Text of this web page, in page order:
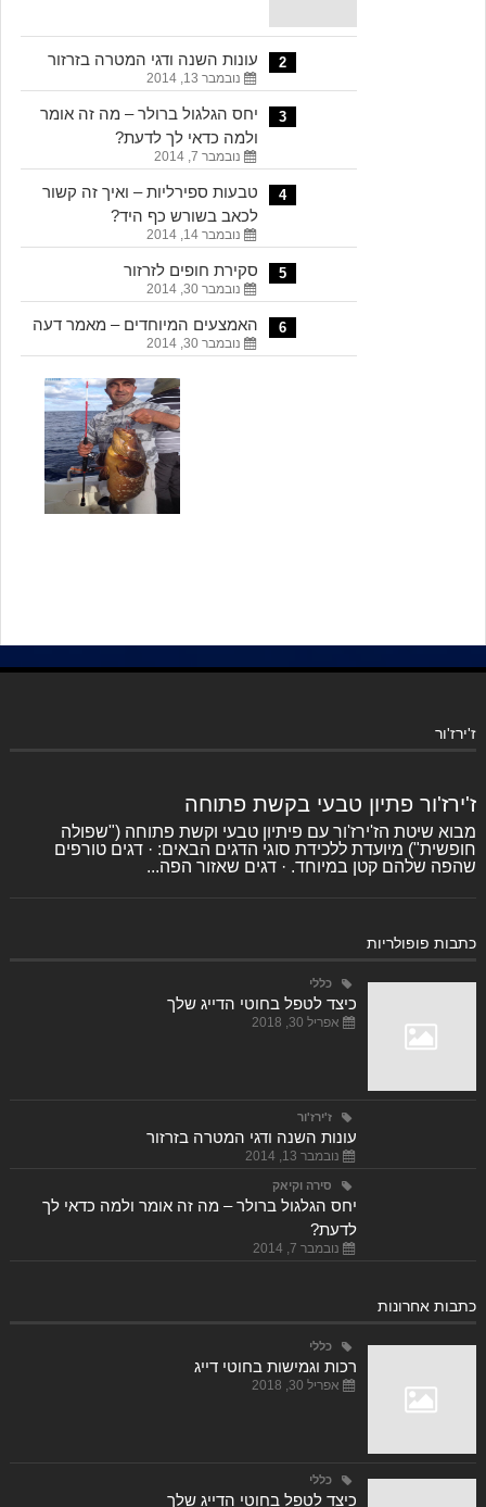
2 עונות השנה ודגי המטרה בזרזור
נובמבר 13, 2014
3
יחס הגלגול ברולר – מה זה אומר
ולמה כדאי לך לדעת?
נובמבר 7, 2014
4
טבעות ספירליות – ואיך זה קשור
לכאב בשורש כף היד?
נובמבר 14, 2014
5 סקירת חופים לזרזור
נובמבר 30, 2014
6 האמצעים המיוחדים – מאמר דעה
נובמבר 30, 2014
ז'ירז'ור
ז'ירז'ור פתיון טבעי בקשת פתוחה
מבוא שיטת הז'ירז'ור עם פיתיון טבעי וקשת פתוחה ("שפולה
חופשית") מיועדת ללכידת סוגי הדגים הבאים: · דגים טורפים
שהפה שלהם קטן במיוחד. · דגים שאזור הפה...
כתבות פופולריות
כללי
כיצד לטפל בחוטי הדייג שלך
אפריל 30, 2018
ז'ירז'ור
עונות השנה ודגי המטרה בזרזור
נובמבר 13, 2014
סירה וקיאק
יחס הגלגול ברולר – מה זה אומר ולמה כדאי לך
לדעת?
נובמבר 7, 2014
כתבות אחרונות
כללי
רכות וגמישות בחוטי דייג
אפריל 30, 2018
כללי
כיצד לטפל בחוטי הדייג שלך